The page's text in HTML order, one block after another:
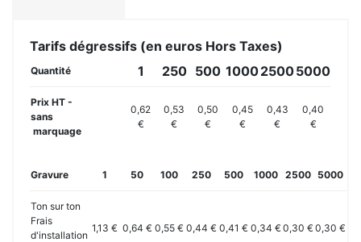
Tarifs dégressifs (en euros Hors Taxes)
Quantité 1 250 500 100025005000
Prix HT -
sans
marquage
0,62
€
0,53
€
0,50
€
0,45
€
0,43
€
0,40
€
Gravure 1 50 100 250 500 1000 2500 5000
Ton sur ton
Frais
d'installation
1,13 € 0,64 € 0,55 € 0,44 € 0,41 € 0,34 € 0,30 € 0,30 €